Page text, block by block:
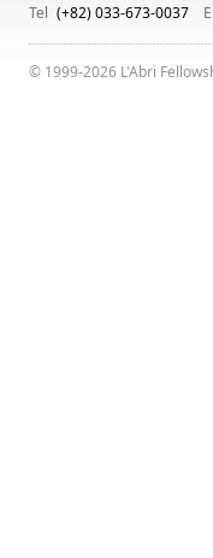
Tel (+82) 033-673-0037
© 1999-2026 L'Abri